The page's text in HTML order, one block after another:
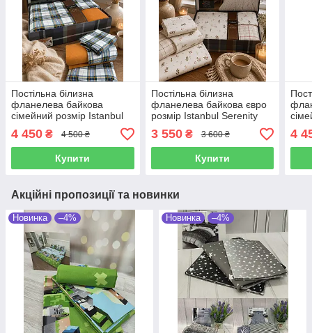
Постільна білизна
фланелева байкова
сімейний розмір Istanbul
Cozy Yesil
4 450 ₴ 4 500 ₴
Купити
Постільна білизна
фланелева байкова євро
розмір Istanbul Serenity
kirmizi
3 550₴ 3 600 ₴
Купити
4
Акційні пропозиції та новинки
Новинка –4% Новинка –4%